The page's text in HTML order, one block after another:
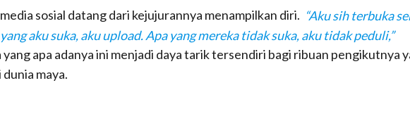
sosial datang dari kejujurannya menampilkan diri. “Aku sih terbuka
aku suka, aku upload. Apa yang mereka tidak suka, aku tidak peduli,”
yang apa adanya ini menjadi daya tarik tersendiri bagi ribuan pengikutnya
maya.